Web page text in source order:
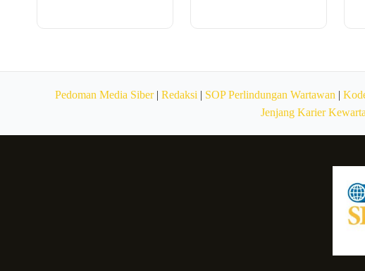
Pedoman Media Siber| Redaksi | SOP Perlindungan Wartawan |
Jenjang Karier